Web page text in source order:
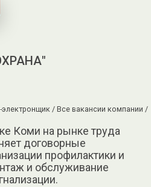
электронщик / Все вакансии компании /
Коми на рынке труда
договорные
профилактики и
и обслуживание